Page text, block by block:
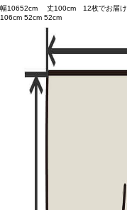
幅10652cm 丈100cm 12枚でお届け
106cm 52cm 52cm